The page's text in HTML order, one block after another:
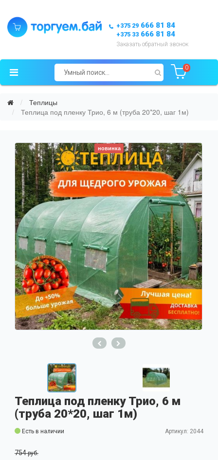
+375 29 666 81 84
+375 33 666 81 84
Заказать обратный звонок
0
Теплицы
Теплица под пленку Трио, 6 м (труба 20*20, шаг 1м)
новинка
Теплица под пленку Трио, 6 м
(труба 20*20, шаг 1м)
Есть в наличии Артикул: 2044
754руб.